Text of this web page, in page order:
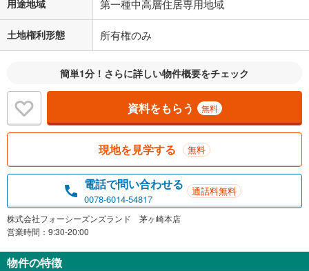
用途地域 第一種中高層住居専用地域
土地権利形態 所有権のみ
簡単1分！さらに詳しい物件概要をチェック
資料をもらう 無料
現地を見学する 無料
電話で問い合わせる
0078-6014-54817
通話料無料
株式会社フォーシーズンズランド 茅ヶ崎本店
営業時間：9:30-20:00
物件の特徴